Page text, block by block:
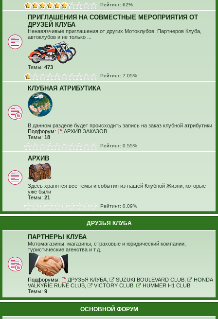
Рейтинг: 62%
ПРИГЛАШЕНИЯ НА СОВМЕСТНЫЕ МЕРОПРИЯТИЯ ОТ
ДРУЗЕЙ КЛУБА
Ненавязчивые приглашения от других Мотоклубов, Партнеров Клуба,
автоклубов и не только ...
Темы: 473
Рейтинг: 7.05%
КЛУБНАЯ АТРИБУТИКА
В данном разделе будет происходить запись на заказ клубной атрибутики
Подфорум:
АРХИВ ЗАКАЗОВ
Темы: 18
Рейтинг: 0.55%
АРХИВ
Здесь хранятся все темы и события из нашей Клубной Жизни, которые
уже были
Темы: 21
Рейтинг: 0.09%
ДРУЗЬЯ КЛУБА
ПАРТНЕРЫ КЛУБА
Мотомагазины, магазины, страховые и юридический компании,
туристические агенства и т.д.
Подфорумы: ДРУЗЬЯ КЛУБА, SUZUKI BOULEVARD CLUB,
HONDA
VALKYRIE RUNE CLUB
VICTORY CLUB,
HUMMER H1 CLUB
Темы: 9
ОСНОВНОЙ ФОРУМ